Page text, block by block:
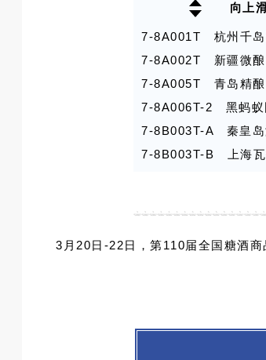
7A010T-9 福建中德
7B003T 零点活力(
7B004T 广州珠江啤
7B008T 比利时瓦隆
7B008T-1 郑州润威
7B011T 山东潮力啤
7B017T-1,7B017T-
7B018T-1,7B018T-
7B025T 城发集团
向上
7-8A001T 杭州千岛
7-8A002T 新疆微酿
7-8A005T 青岛精酿
7-8A006T-2 黑蚂蚁
7-8B003T-A 秦皇岛
7-8B003T-B 上海瓦
7-8B013T 安徽迎客
3月20日-22日，第110届全国糖酒